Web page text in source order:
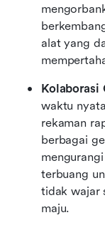
alat yang
Kolaborasi
waktu
rekaman
berbagai
terbuang
tidak wajar
maju.